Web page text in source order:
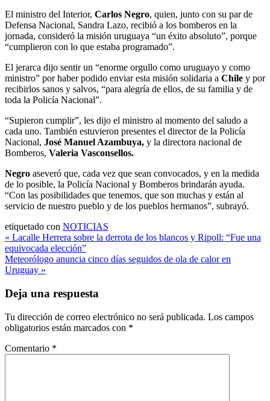
El ministro del Interior, Carlos Negro, quien, junto con su par de
Defensa Nacional, Sandra Lazo, recibió a los bomberos en la
jornada, consideró la misión uruguaya “un éxito absoluto”, porque
“cumplieron con lo que estaba programado”.
El jerarca dijo sentir un “enorme orgullo como uruguayo y como
ministro” por haber podido enviar esta misión solidaria a Chile y por
recibirlos sanos y salvos, “para alegría de ellos, de su familia y de
toda la Policía Nacional”.
“Supieron cumplir”, les dijo el ministro al momento del saludo a
cada uno. También estuvieron presentes el director de la Policía
Nacional, José Manuel Azambuya, y la directora nacional de
Bomberos, Valeria Vasconsellos.
Negro aseveró que, cada vez que sean convocados, y en la medida
de lo posible, la Policía Nacional y Bomberos brindarán ayuda.
“Con las posibilidades que tenemos, que son muchas y están al
servicio de nuestro pueblo y de los pueblos hermanos”, subrayó.
etiquetado con NOTICIAS
Navegación
de
entradas
« Lacalle Herrera sobre la derrota de los blancos y Ripoll: “Fue una
equivocada elección”
Meteorólogo anuncia cinco días seguidos de ola de calor en
Uruguay »
Deja una respuesta
Tu dirección de correo electrónico no será publicada. Los campos
obligatorios están marcados con *
Comentario *